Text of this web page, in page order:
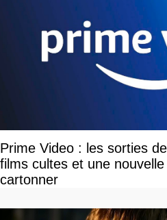
Prime Video : les sorties
films cultes et une
cartonner